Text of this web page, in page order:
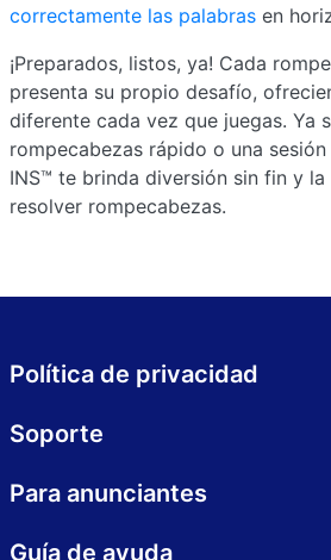
correctamente las palabras en
¡Preparados, listos, ya! Cada
presenta su propio desafío,
diferente cada vez que juegas. Ya
rompecabezas rápido o una
INS™ te brinda diversión sin fin y
resolver rompecabezas.
Política de privacidad
Soporte
Para anunciantes
Guía de ayuda